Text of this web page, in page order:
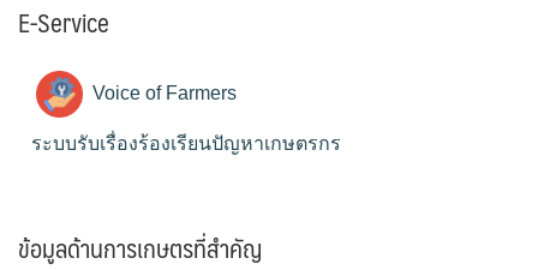
E-Service
Voice of Farmers
ระบบรับเรื่องร้องเรียนปัญหาเกษตรกร
ข้อมูลด้านการเกษตรที่สำคัญ